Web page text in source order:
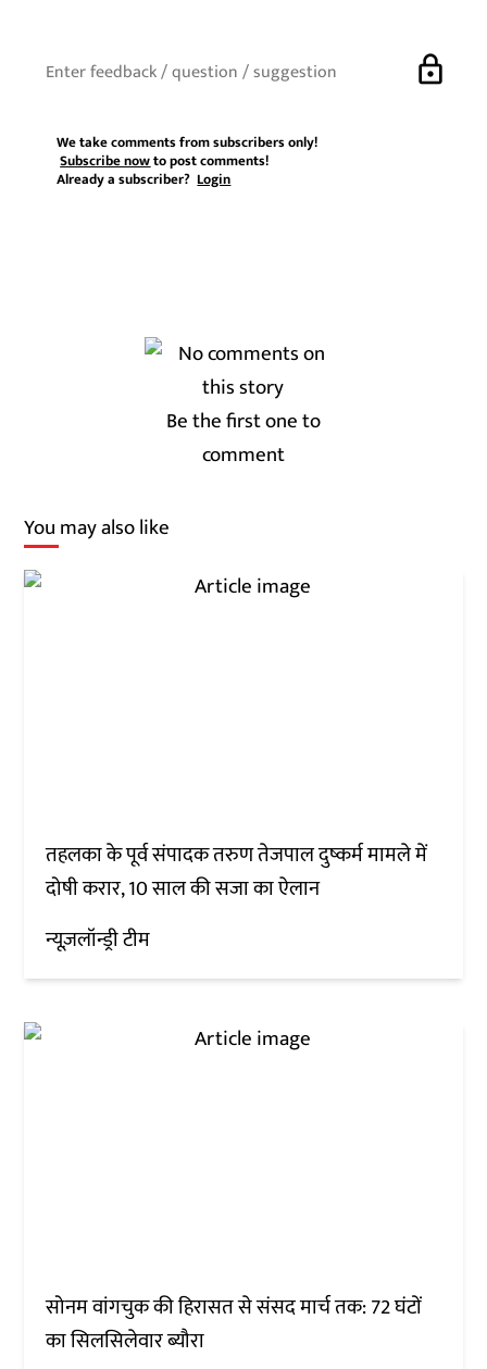
lock
We take comments from subscribers only!
Subscribe nowto post comments!
Already a subscriber?Login
Be the first one to
comment
You may also like
तहलका के पूर्व संपादक तरुण तेजपाल दुष्कर्म मामले में
दोषी करार, 10 साल की सजा का ऐलान
न्यूज़लॉन्ड्री टीम
सोनम वांगचुक की हिरासत से संसद मार्च तक: 72 घंटों
का सिलसिलेवार ब्यौरा